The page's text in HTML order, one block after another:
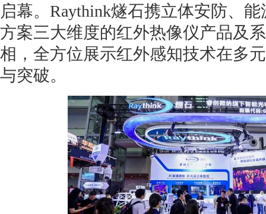
启幕。Raythink燧石携立体安防、
方案三大维度的红外热像仪产品及
相，全方位展示红外感知技术在多
与突破。